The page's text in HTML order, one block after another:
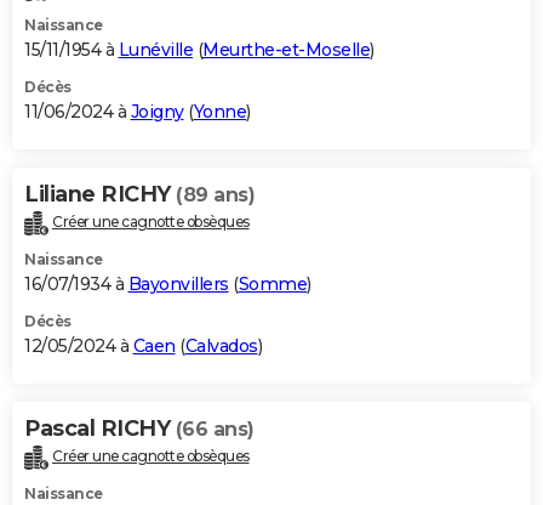
Naissance
15/11/1954 à Lunéville (Meurthe-et-Moselle)
Décès
11/06/2024 à Joigny(Yonne)
Liliane RICHY (89 ans)
Créer une cagnotte obsèques
Naissance
16/07/1934 à Bayonvillers (Somme)
Décès
12/05/2024 à Caen (Calvados)
Pascal RICHY (66 ans)
Créer une cagnotte obsèques
Naissance